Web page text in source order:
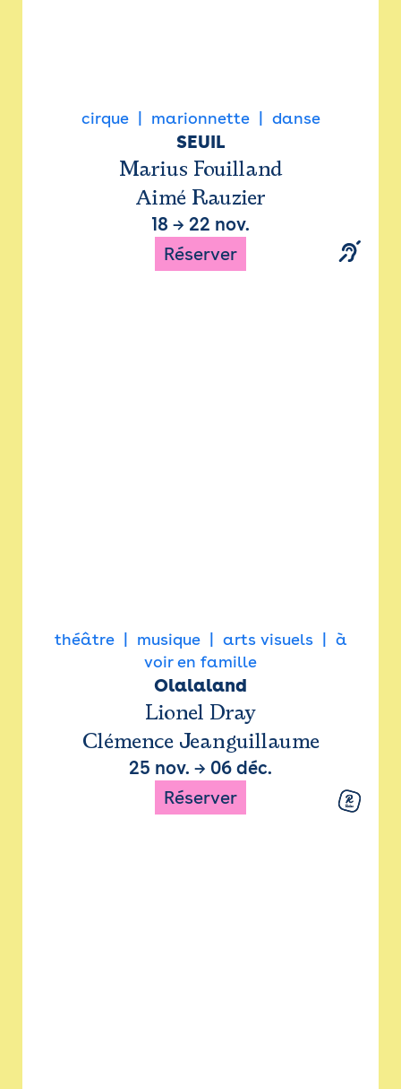
cirque marionnette danse
SEUIL
Marius Fouilland
Aimé Rauzier
18 → 22 nov.
Réserver
théâtre musique arts visuels
à
voir en famille
Olalaland
Lionel Dray
Clémence Jeanguillaume
25 nov. → 06 déc.
Réserver